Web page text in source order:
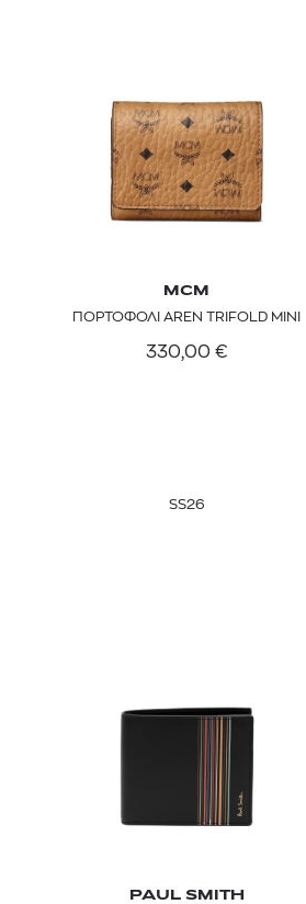
SOLEIL BLANC PARFUM EAU DE TOILETTE | 50ml
MCM
ΠΟΡΤΟΦΟΛΙ AREN TRIFOLD MINI
330,00 €
SS26
PAUL SMITH